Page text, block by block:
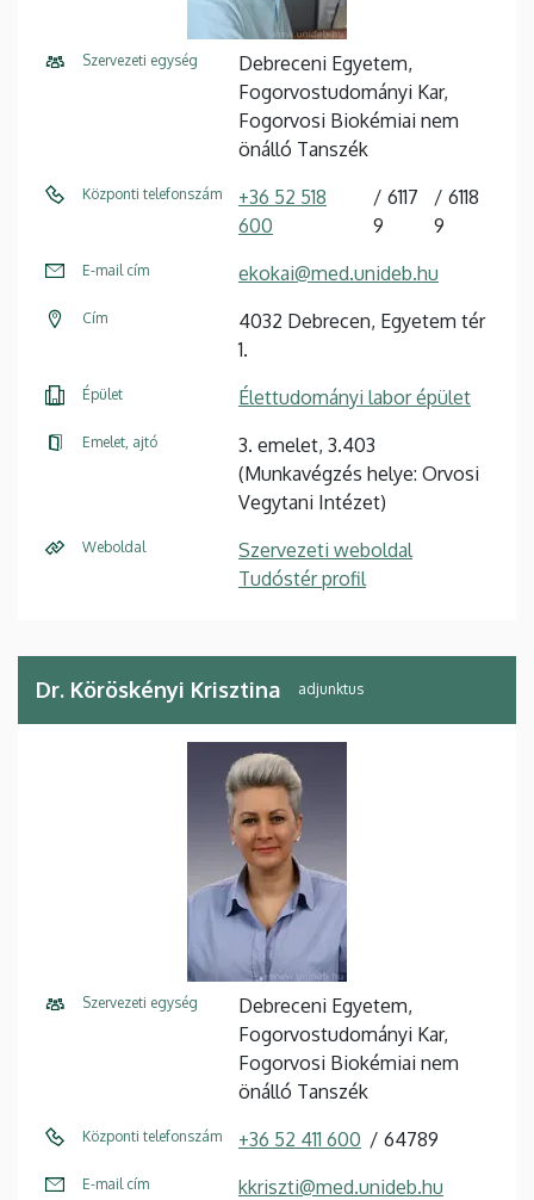
Szervezeti egység
Debreceni Egyetem,
Fogorvostudományi Kar,
Fogorvosi Biokémiai nem
önálló Tanszék
Központi telefonszám
+36 52 518
600
6117
9
6118
9
E-mail cím ekokai@med.unideb.hu
Cím
4032 Debrecen, Egyetem tér
1.
Épület Élettudományi labor épület
Emelet, ajtó
3. emelet, 3.403
(Munkavégzés helye: Orvosi
Vegytani Intézet)
Weboldal
Szervezeti weboldal
Tudóstér profil
Dr. Köröskényi Krisztina adjunktus
Szervezeti egység
Debreceni Egyetem,
Fogorvostudományi Kar,
Fogorvosi Biokémiai nem
önálló Tanszék
Központi telefonszám +36 52 411 600 64789
E-mail cím kkriszti@med.unideb.hu